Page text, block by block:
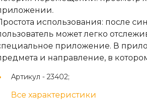
использования: после
может легко
приложение. В
и направление, в
Артикул - 23402;
Все характеристики